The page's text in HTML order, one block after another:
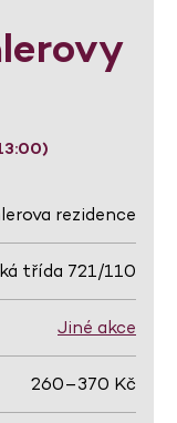
rezidence
třída 721/110
Jiné akce
260–370 Kč